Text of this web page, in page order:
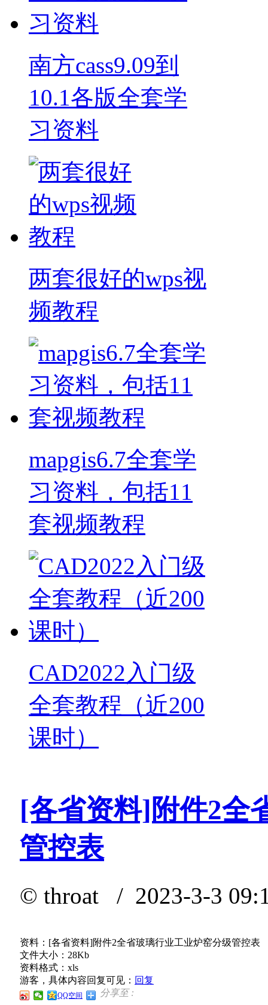
南方cass9.09到
10.1各版全套学
习资料
两套很好的wps视
频教程
mapgis6.7全套学
习资料，包括11
套视频教程
CAD2022入门级
全套教程（近200
课时）
[各省资料]附件2全
管控表
© throat / 2023-3-3
资料：[各省资料]附件2全省玻璃行业工业炉窑分级管控表
文件大小：28Kb
资料格式：xls
游客，具体内容回复可见： 回复
分享至 :
QQ空间